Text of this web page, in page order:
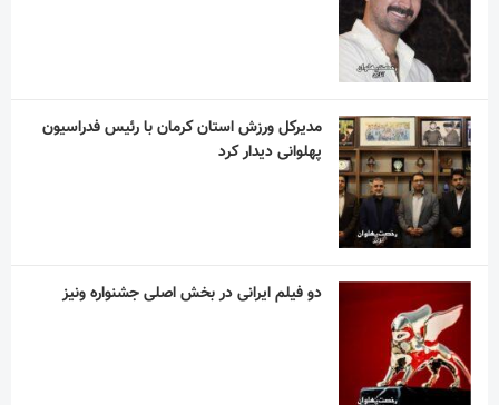
مدیرکل ورزش استان کرمان با رئیس فدراسیون
پهلوانی دیدار کرد
دو فیلم ایرانی در بخش اصلی جشنواره ونیز